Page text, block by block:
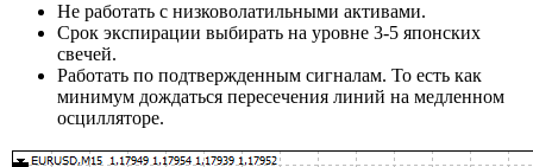
Не работать с низковолатильными активами.
Срок экспирации выбирать на уровне 3-5 японских
свечей.
Работать по подтвержденным сигналам. То есть как
минимум дождаться пересечения линий на медленном
осцилляторе.